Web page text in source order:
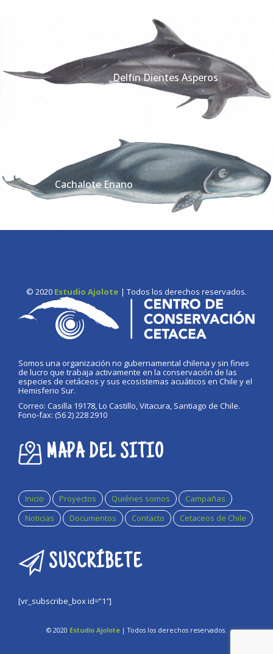
Delfín Dientes Asperos
Cachalote Enano
© 2020 Estudio Ajolote | Todos los derechos reservados.
Somos una organización no gubernamental chilena y sin fines
de lucro que trabaja activamente en la conservación de las
especies de cetáceos y sus ecosistemas acuáticos en Chile y el
Hemisferio Sur.
Correo: Casilla 19178, Lo Castillo, Vitacura, Santiago de Chile.
Fono-fax: (56 2) 228 2910
MAPA DEL SITIO
Inicio Proyectos Quiénes somos
Campañas
Noticias
Documentos Contacto Cetaceos de Chile
SUSCRÍBETE
[vr_subscribe_box id=”1″]
© 2020 Estudio Ajolote | Todos los derechos reservados.